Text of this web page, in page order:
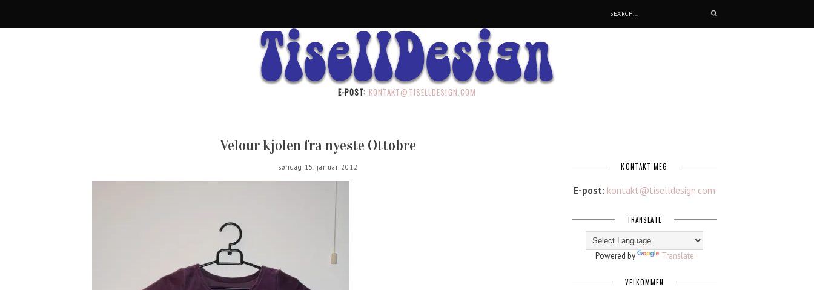
E-POST: KONTAKT@TISELLDESIGN.COM
Velour kjolen fra nyeste Ottobre
søndag 15. januar 2012 KONTAKT MEG
E-post: kontakt@tiselldesign.com
TRANSLATE
Powered by Translate
VELKOMMEN